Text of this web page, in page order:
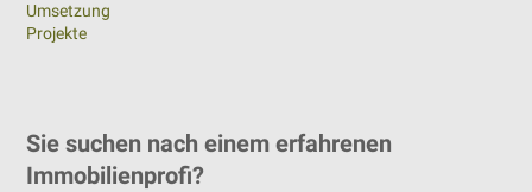
Umsetzung
Projekte
Sie suchen nach einem erfahrenen
Immobilienprofi?